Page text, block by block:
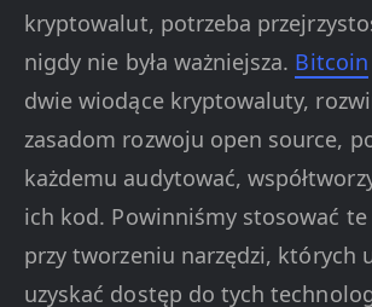
kryptowalut, potrzeba
nigdy nie była ważniejsza. Bitcoin
dwie wiodące kryptowaluty,
zasadom rozwoju open source,
każdemu audytować,
ich kod. Powinniśmy stosować te
przy tworzeniu narzędzi, których
uzyskać dostęp do tych